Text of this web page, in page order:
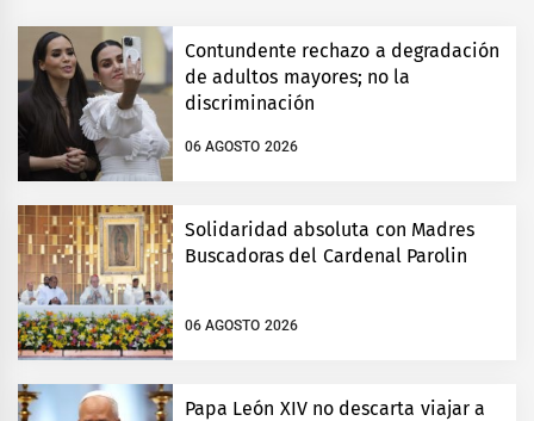
Contundente rechazo a degradación
de adultos mayores; no la
discriminación
06 AGOSTO 2026
Solidaridad absoluta con Madres
Buscadoras del Cardenal Parolin
06 AGOSTO 2026
Papa León XIV no descarta viajar a